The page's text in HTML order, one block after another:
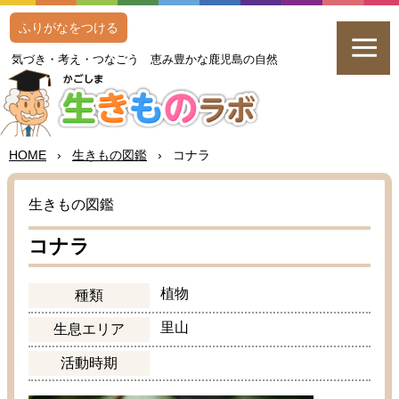
気づき・考え・つなごう恵み豊かな鹿児島の自然
ふりがなをつける
HOME › 生きもの図鑑 › コナラ
生きもの図鑑
コナラ
種類 植物
生息エリア 里山
活動時期